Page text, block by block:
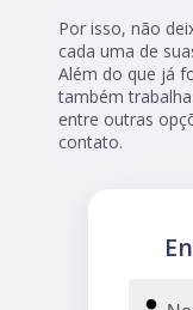
Por isso, não
cada uma de
Além do que já
também
entre outras
contato.